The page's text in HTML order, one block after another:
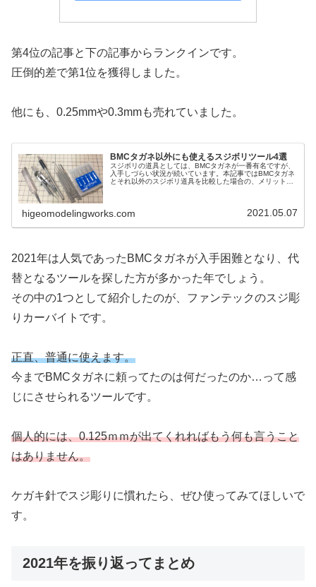
第4位の記事と下の記事からランクインです。
圧倒的差で第1位を獲得しました。
他にも、0.25mmや0.3mmも売れていました。
BMCタガネ以外にも使えるスジボリツール4選
スジボリの道具としては、BMCタガネが一番有名ですが、
入手しづらい状況が続いています。本記事ではBMCタガネ
とそれ以外のスジボリ道具を比較した場合の、メリットと
higeomodelingworks.com 2021.05.07
2021年は人気であったBMCタガネが入手困難となり、代
替となるツールを探した方が多かった年でしょう。
その中の1つとして紹介したのが、ファンテックのスジ彫
りカーバイトです。
正直、普通に使えます。
今までBMCタガネに頼ってたのは何だったのか…って感
じにさせられるツールです。
個人的には、0.125ｍｍが出てくれればもう何も言うこと
はありません。
ケガキ針でスジ彫りに慣れたら、ぜひ使ってみてほしいで
す。
2021年を振り返ってまとめ